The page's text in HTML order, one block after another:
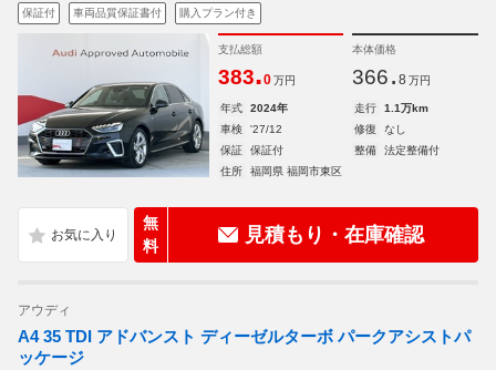
保証付 車両品質保証書付 購入プラン付き
支払総額
383.0 万円
本体価格
366. 8 万円
年式 2024年 走行
1.1万km
車検
'27/12 修復
なし
保証
保証付 整備
法定整備付
住所
福岡県 福岡市東区
無
料
見積もり・在庫確認
アウディ
A4 35 TDI アドバンスト ディーゼルターボ パークアシストパ
ッケージ